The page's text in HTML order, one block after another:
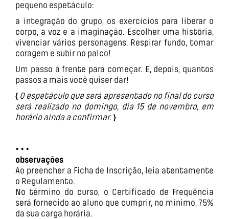
pequeno espetáculo:
a integração do grupo, os exercícios para liberar o
corpo, a voz e a imaginação. Escolher uma história,
vivenciar vários personagens. Respirar fundo, tomar
coragem e subir no palco!
Um passo à frente para começar. E, depois, quantos
passos a mais você quiser dar!
{ O espetáculo que será apresentado no final do curso
será realizado no domingo, dia 15 de novembro, em
horário ainda a confirmar. }
• • •
observações
Ao preencher a Ficha de Inscrição, leia atentamente
o Regulamento.
No término do curso, o Certificado de Frequência
será fornecido ao aluno que cumprir, no mínimo, 75%
da sua carga horária.